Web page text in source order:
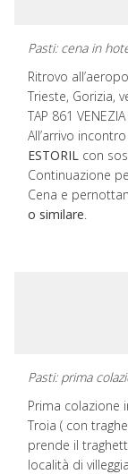
Pasti: cena in
Ritrovo
Trieste, Gorizia,
TAP 861
All’arrivo
ESTORIL con
Continuazione
Cena e
o similare
Pasti: prima
Prima colazione
Troia ( con
prende il
località di